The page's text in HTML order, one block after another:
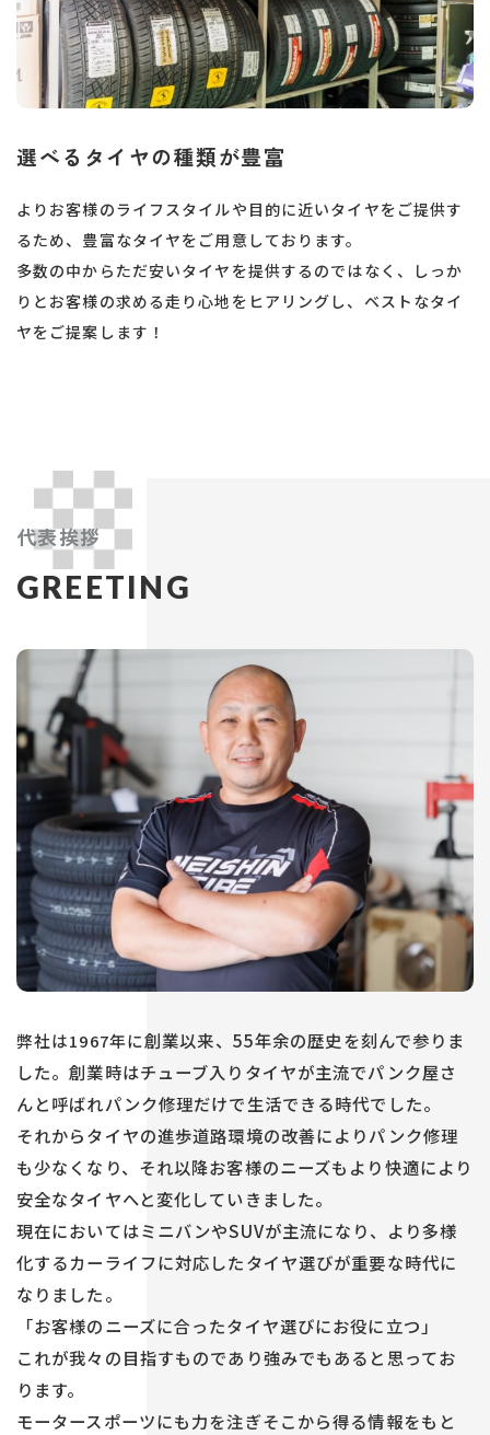
選べるタイヤの種類が豊富
よりお客様のライフスタイルや目的に近いタイヤをご提供す
るため、豊富なタイヤをご用意しております。
多数の中からただ安いタイヤを提供するのではなく、しっか
りとお客様の求める走り心地をヒアリングし、ベストなタイ
ヤをご提案します！
代表挨拶
GREETING
弊社は1967年に創業以来、 55年余の歴史を刻んで参りま
した。創業時はチューブ入りタイヤが主流でパンク屋さ
んと呼ばれパンク修理だけで生活できる時代でした。
それからタイヤの進歩道路環境の改善によりパンク修理
も少なくなり、 それ以降お客様のニーズもより快適により
安全なタイヤへと変化していきました。
現在においてはミニバンやSUVが主流になり、 より多様
化するカーライフに対応したタイヤ選びが重要な時代に
なりました。
「お客様のニーズに合ったタイヤ選びにお役に立つ」
これが我々の目指すものであり強みでもあると思ってお
ります。
モータースポーツにも力を注ぎそこから得る情報をもと